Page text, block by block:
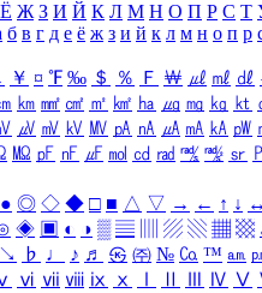
Ё Ж З И Й К Л М Н О П Р С Т
б в г д е ё ж з и й к л м н о п р
￥ ¤ ℉ ‰ ＄ ％ Ｆ ￦ ㎕ ㎖ ㎗
㎞ ㎟ ㎠ ㎡ ㎢ ㏊ ㎍ ㎎ ㎏ ㏏
㎶ ㎷ ㎸ ㎹ ㎀ ㎁ ㎂ ㎃ ㎄ ㎺
㏁ ㎊ ㎋ ㎌ ㏖ ㏅ ㎭ ㎮ ㎯ ㏛
● ◎ ◇ ◆ □ ■ △ ▽ → ← ↑ ↓ ↔
◈ ▣ ◐ ◑ ▒ ▤ ▨ ▧ ▦ ▩
↘ ♭ ♩ ♪ ♬ ㉿ ㈜ № ㏇ ™ ㏂
ⅵ ⅶ ⅷ ⅸ ⅹ Ⅳ Ⅴ